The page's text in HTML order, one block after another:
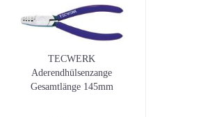
Stichsägen
TECWERK
Aderendhülsenzange
Gesamtlänge 145mm